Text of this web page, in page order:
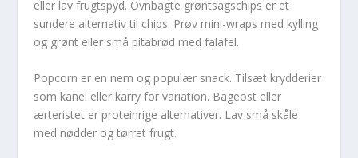
eller lav frugtspyd. Ovnbagte grøntsagschips er et
sundere alternativ til chips. Prøv mini-wraps med kylling
og grønt eller små pitabrød med falafel.
Popcorn er en nem og populær snack. Tilsæt krydderier
som kanel eller karry for variation. Bageost eller
ærteristet er proteinrige alternativer. Lav små skåle
med nødder og tørret frugt.